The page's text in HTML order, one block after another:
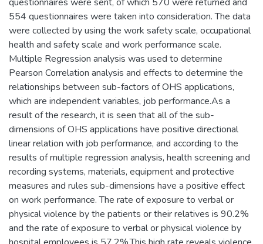
554 questionnaires were taken into consideration. The data
were collected by using the work safety scale, occupational
health and safety scale and work performance scale.
Multiple Regression analysis was used to determine
Pearson Correlation analysis and effects to determine the
relationships between sub-factors of OHS applications,
which are independent variables, job performance.As a
result of the research, it is seen that all of the sub-
dimensions of OHS applications have positive directional
linear relation with job performance, and according to the
results of multiple regression analysis, health screening and
recording systems, materials, equipment and protective
measures and rules sub-dimensions have a positive effect
on work performance. The rate of exposure to verbal or
physical violence by the patients or their relatives is 90.2%
and the rate of exposure to verbal or physical violence by